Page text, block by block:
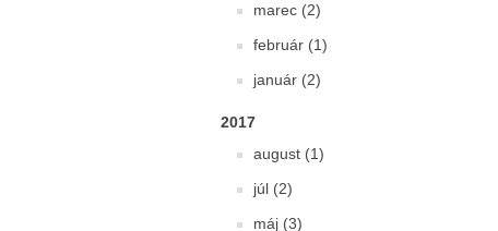
marec (2)
február (1)
január (2)
2017
august (1)
júl (2)
máj (3)